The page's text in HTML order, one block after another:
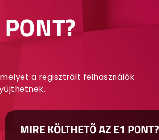
melyet a regisztrált felhasználók
MIRE KÖLTHETŐ AZ E1 PONT?